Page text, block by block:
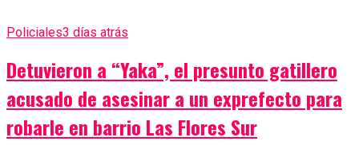
Policiales3 días atrás
Detuvieron a “Yaka”, el presunto gatillero
acusado de asesinar a un exprefecto para
robarle en barrio Las Flores Sur